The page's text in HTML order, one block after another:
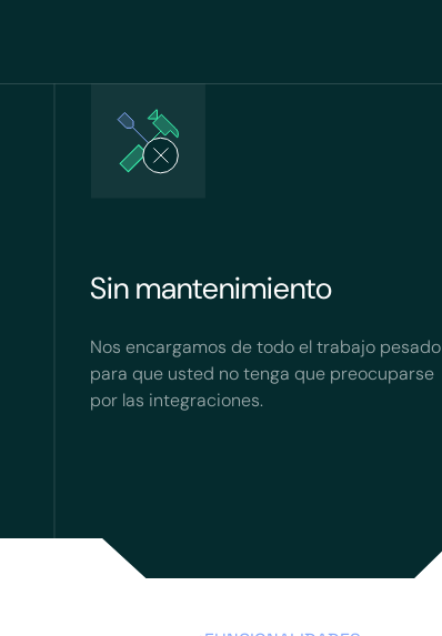
Sin mantenimiento
Nos encargamos de todo el trabajo pesado
para que usted no tenga que preocuparse
por las integraciones.